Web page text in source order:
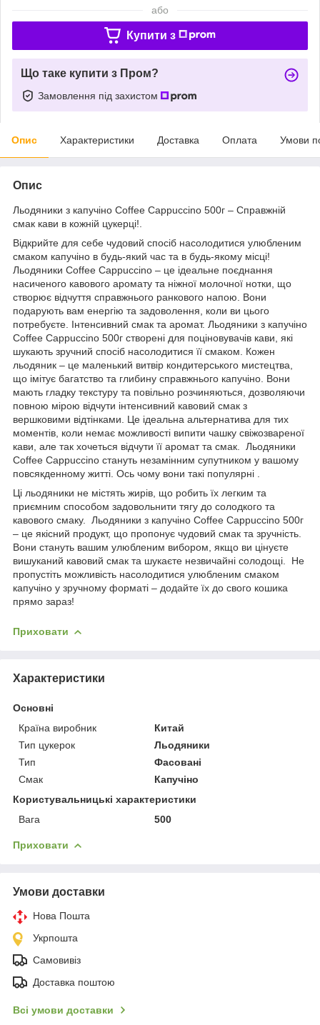
або
Купити з
Що таке купити з Пром?
Замовлення під захистом
Опис Характеристики Доставка Оплата Умови
Опис
Льодяники з капучіно Coffee Cappuccino 500г – Справжній
смак кави в кожній цукерці!.
Відкрийте для себе чудовий спосіб насолодитися улюбленим
смаком капучіно в будь-який час та в будь-якому місці!
Льодяники Coffee Cappuccino – це ідеальне поєднання
насиченого кавового аромату та ніжної молочної нотки, що
створює відчуття справжнього ранкового напою. Вони
подарують вам енергію та задоволення, коли ви цього
потребуєте. Інтенсивний смак та аромат. Льодяники з капучіно
Coffee Cappuccino 500г створені для поціновувачів кави, які
шукають зручний спосіб насолодитися її смаком. Кожен
льодяник – це маленький витвір кондитерського мистецтва,
що імітує багатство та глибину справжнього капучіно. Вони
мають гладку текстуру та повільно розчиняються, дозволяючи
повною мірою відчути інтенсивний кавовий смак з
вершковими відтінками. Це ідеальна альтернатива для тих
моментів, коли немає можливості випити чашку свіжозвареної
кави, але так хочеться відчути її аромат та смак. Льодяники
Coffee Cappuccino стануть незамінним супутником у вашому
повсякденному житті. Ось чому вони такі популярні .
Ці льодяники не містять жирів, що робить їх легким та
приємним способом задовольнити тягу до солодкого та
кавового смаку. Льодяники з капучіно Coffee Cappuccino 500г
– це якісний продукт, що пропонує чудовий смак та зручність.
Вони стануть вашим улюбленим вибором, якщо ви цінуєте
вишуканий кавовий смак та шукаєте незвичайні солодощі. Не
пропустіть можливість насолодитися улюбленим смаком
капучіно у зручному форматі – додайте їх до свого кошика
прямо зараз!
Приховати
Характеристики
Основні
Країна виробник
Китай
Тип цукерок
Льодяники
Тип
Фасовані
Смак
Капучіно
Користувальницькі характеристики
Вага
500
Приховати
Умови доставки
Нова Пошта
Укрпошта
Самовивіз
Доставка поштою
Всі умови доставки